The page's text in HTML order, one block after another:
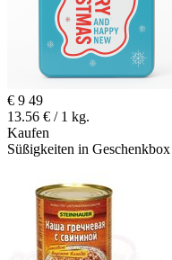
€ 9 49
13.56 € / 1 kg.
Kaufen
Süßigkeiten in Geschenkbox